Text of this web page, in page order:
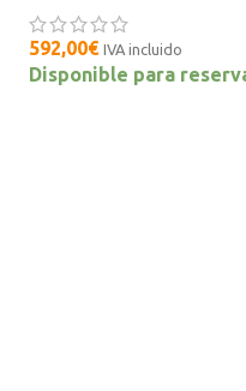
592,00€ IVA incluido
Disponible para